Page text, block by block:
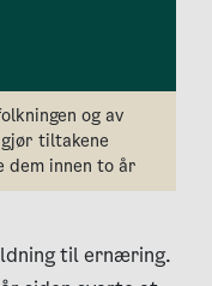
og av
tiltakene
dem innen to år
til ernæring.